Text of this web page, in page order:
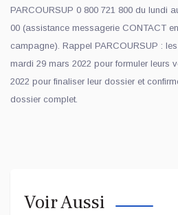
PARCOURSUP 0 800 721 800 du lundi
00 (assistance messagerie CONTACT
campagne). Rappel PARCOURSUP :
mardi 29 mars 2022 pour formuler leurs
2022 pour finaliser leur dossier et
dossier complet.
Voir Aussi